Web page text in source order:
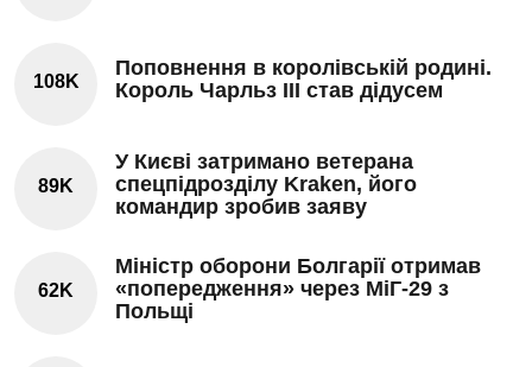
108K
Поповнення в королівській родині.
Король Чарльз III став дідусем
89K
У Києві затримано ветерана
спецпідрозділу Kraken, його
командир зробив заяву
62K
Міністр оборони Болгарії отримав
«попередження» через МіГ-29 з
Польщі